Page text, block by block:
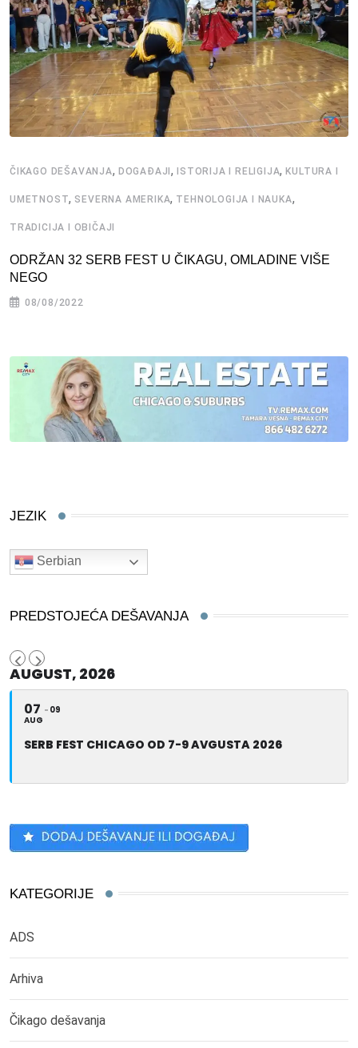
ČIKAGO DEŠAVANJA, DOGAĐAJI,ISTORIJA I RELIGIJA,KULTURA I
UMETNOST, SEVERNA AMERIKA, TEHNOLOGIJA I NAUKA,
TRADICIJA I OBIČAJI
ODRŽAN 32 SERB FEST U ČIKAGU, OMLADINE VIŠE
NEGO
08/08/2022
JEZIK
Serbian
PREDSTOJEĆA DEŠAVANJA
AUGUST, 2026
07
AUG
09
SERB FEST CHICAGO OD 7-9 AVGUSTA 2026
KATEGORIJE
ADS
Arhiva
Čikago dešavanja